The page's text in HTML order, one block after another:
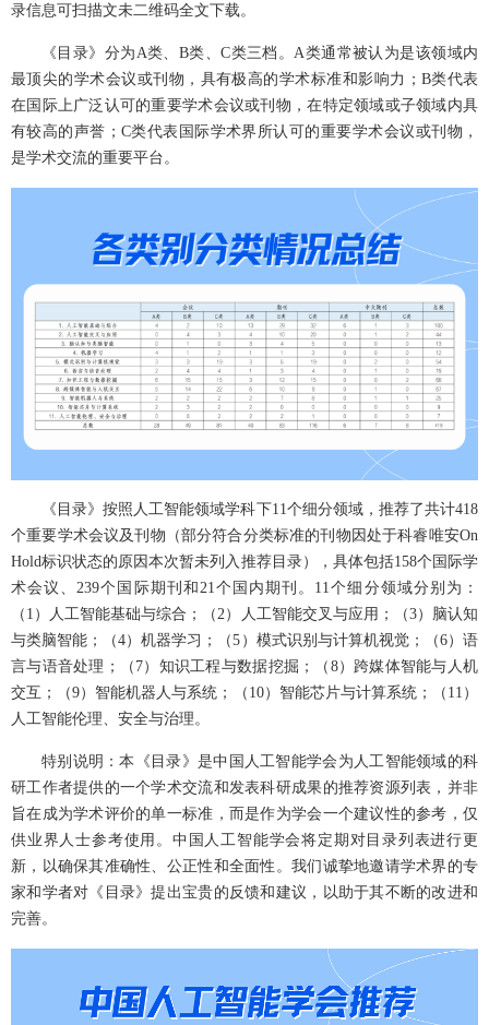
录信息可扫描文未二维码全文下载。
《目录》分为A类、B类、C类三档。A类通常被认为是该领域内
最顶尖的学术会议或刊物，具有极高的学术标准和影响力；B类代表
在国际上广泛认可的重要学术会议或刊物，在特定领域或子领域内具
有较高的声誉；C类代表国际学术界所认可的重要学术会议或刊物，
是学术交流的重要平台。
《目录》按照人工智能领域学科下11个细分领域，推荐了共计418
个重要学术会议及刊物（部分符合分类标准的刊物因处于科睿唯安On
Hold标识状态的原因本次暂未列入推荐目录），具体包括158个国际学
术会议、239个国际期刊和21个国内期刊。11个细分领域分别为：
（1）人工智能基础与综合；（2）人工智能交叉与应用；（3）脑认知
与类脑智能；（4）机器学习；（5）模式识别与计算机视觉；（6）语
言与语音处理；（7）知识工程与数据挖掘；（8）跨媒体智能与人机
交互；（9）智能机器人与系统；（10）智能芯片与计算系统；（11）
人工智能伦理、安全与治理。
特别说明：本《目录》是中国人工智能学会为人工智能领域的科
研工作者提供的一个学术交流和发表科研成果的推荐资源列表，并非
旨在成为学术评价的单一标准，而是作为学会一个建议性的参考，仅
供业界人士参考使用。中国人工智能学会将定期对目录列表进行更
新，以确保其准确性、公正性和全面性。我们诚挚地邀请学术界的专
家和学者对《目录》提出宝贵的反馈和建议，以助于其不断的改进和
完善。